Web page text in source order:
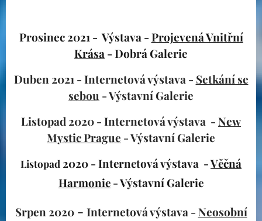
Prosinec 2021 - Výstava -Projevená Vnitřní
Krása- Dobrá Galerie
Duben 2021 - Internetová výstava - Setkání se
sebou - Výstavní Galerie
Listopad 2020 - Internetová výstava -New
Mystic Prague - Výstavní Galerie
Listopad 2020 - Internetová výstava -Věčná
Harmonie - Výstavní Galerie
Srpen 2020- Internetová výstava -Neosobní